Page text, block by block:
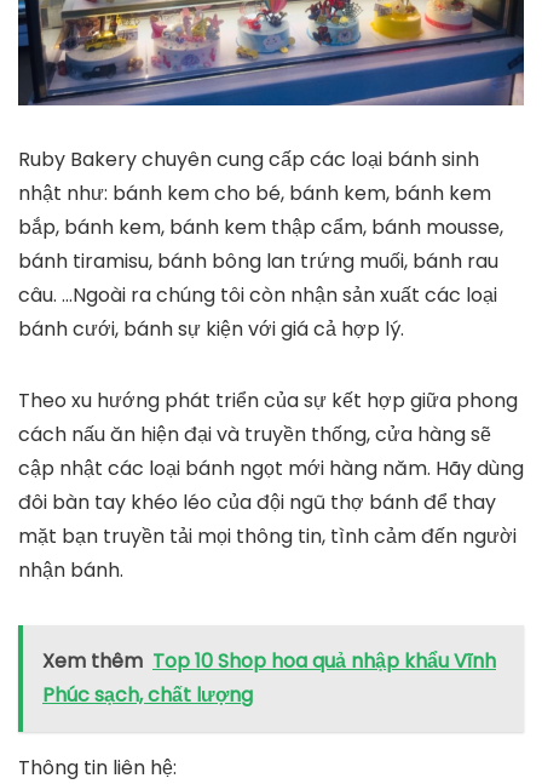
Ruby Bakery chuyên cung cấp các loại bánh sinh
nhật như: bánh kem cho bé, bánh kem, bánh kem
bắp, bánh kem, bánh kem thập cẩm, bánh mousse,
bánh tiramisu, bánh bông lan trứng muối, bánh rau
câu. …Ngoài ra chúng tôi còn nhận sản xuất các loại
bánh cưới, bánh sự kiện với giá cả hợp lý.
Theo xu hướng phát triển của sự kết hợp giữa phong
cách nấu ăn hiện đại và truyền thống, cửa hàng sẽ
cập nhật các loại bánh ngọt mới hàng năm. Hãy dùng
đôi bàn tay khéo léo của đội ngũ thợ bánh để thay
mặt bạn truyền tải mọi thông tin, tình cảm đến người
nhận bánh.
Xem thêm Top 10 Shop hoa quả nhập khẩu Vĩnh
Phúc sạch, chất lượng
Thông tin liên hệ: